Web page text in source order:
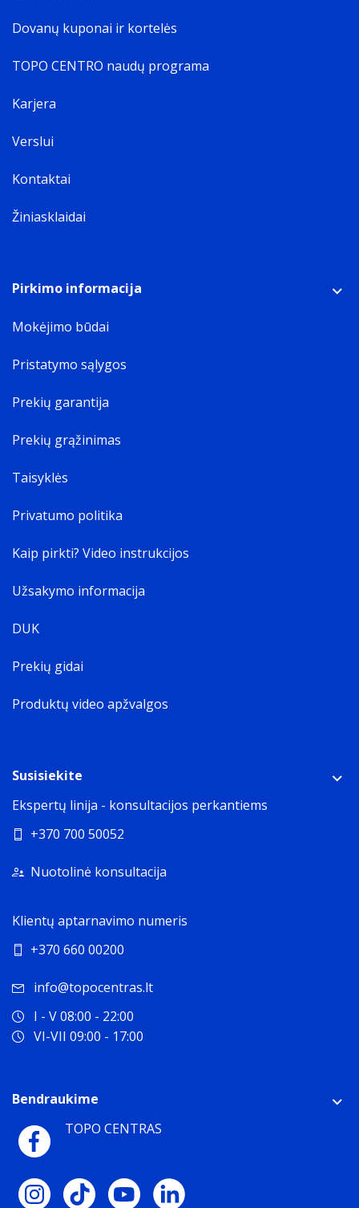
Dovanų kuponai ir kortelės
TOPO CENTRO naudų programa
Karjera
Verslui
Kontaktai
Žiniasklaidai
Pirkimo informacija
Mokėjimo būdai
Pristatymo sąlygos
Prekių garantija
Prekių grąžinimas
Taisyklės
Privatumo politika
Kaip pirkti? Video instrukcijos
Užsakymo informacija
DUK
Prekių gidai
Produktų video apžvalgos
Susisiekite
Ekspertų linija - konsultacijos perkantiems
+370 700 50052
Nuotolinė konsultacija
Klientų aptarnavimo numeris
+370 660 00200
info@topocentras.lt
I - V 08:00 - 22:00
VI-VII 09:00 - 17:00
Bendraukime
TOPO CENTRAS